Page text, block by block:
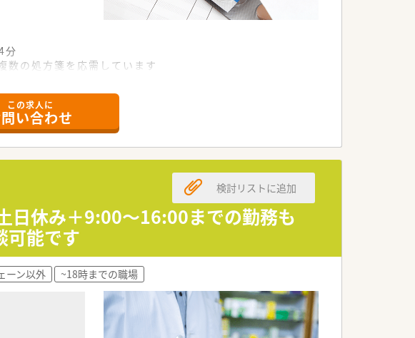
分
の処方箋を応需しています
れています！
この求人に
い合わせ
日休み＋9:00～16:00までの勤務も
可能です
検討リストに追加
ーン以外 ~18時までの職場